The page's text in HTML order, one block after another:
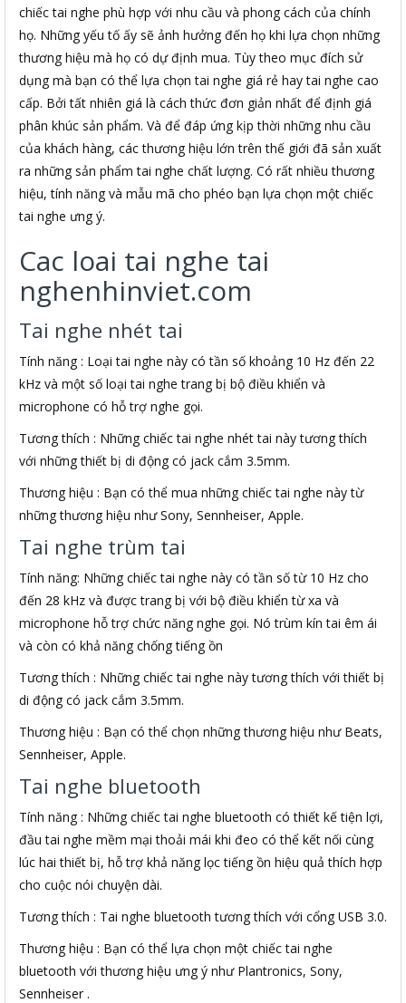
chiếc tai nghe phù hợp với nhu cầu và phong cách của chính
họ. Những yếu tố ấy sẽ ảnh hưởng đến họ khi lựa chọn những
thương hiệu mà họ có dự định mua. Tùy theo mục đích sử
dụng mà bạn có thể lựa chọn tai nghe giá rẻ hay tai nghe cao
cấp. Bởi tất nhiên giá là cách thức đơn giản nhất để định giá
phân khúc sản phẩm. Và để đáp ứng kịp thời những nhu cầu
của khách hàng, các thương hiệu lớn trên thế giới đã sản xuất
ra những sản phẩm tai nghe chất lượng. Có rất nhiều thương
hiệu, tính năng và mẫu mã cho phéo bạn lựa chọn một chiếc
tai nghe ưng ý.
Cac loai tai nghe tai
nghenhinviet.com
Tai nghe nhét tai
Tính năng : Loại tai nghe này có tần số khoảng 10 Hz đến 22
kHz và một số loại tai nghe trang bị bộ điều khiển và
microphone có hỗ trợ nghe gọi.
Tương thích : Những chiếc tai nghe nhét tai này tương thích
với những thiết bị di động có jack cắm 3.5mm.
Thương hiệu : Bạn có thể mua những chiếc tai nghe này từ
những thương hiệu như Sony, Sennheiser, Apple.
Tai nghe trùm tai
Tính năng: Những chiếc tai nghe này có tần số từ 10 Hz cho
đến 28 kHz và được trang bị với bộ điều khiển từ xa và
microphone hỗ trợ chức năng nghe gọi. Nó trùm kín tai êm ái
và còn có khả năng chống tiếng ồn
Tương thích : Những chiếc tai nghe này tương thích với thiết bị
di động có jack cắm 3.5mm.
Thương hiệu : Bạn có thể chọn những thương hiệu như Beats,
Sennheiser, Apple.
Tai nghe bluetooth
Tính năng : Những chiếc tai nghe bluetooth có thiết kế tiện lợi,
đầu tai nghe mềm mại thoải mái khi đeo có thể kết nối cùng
lúc hai thiết bị, hỗ trợ khả năng lọc tiếng ồn hiệu quả thích hợp
cho cuộc nói chuyện dài.
Tương thích : Tai nghe bluetooth tương thích với cổng USB 3.0.
Thương hiệu : Bạn có thể lựa chọn một chiếc tai nghe
bluetooth với thương hiệu ưng ý như Plantronics, Sony,
Sennheiser .